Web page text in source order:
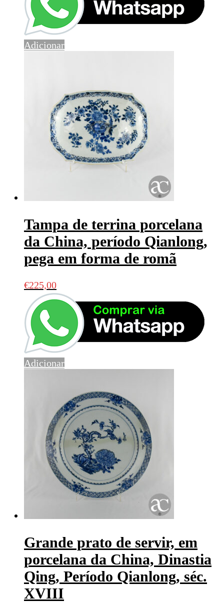
Adicionar
Tampa de terrina porcelana
da China, período Qianlong,
pega em forma de romã
€225,00
Adicionar
Grande prato de servir, em
porcelana da China, Dinastia
Qing, Período Qianlong, séc.
XVIII